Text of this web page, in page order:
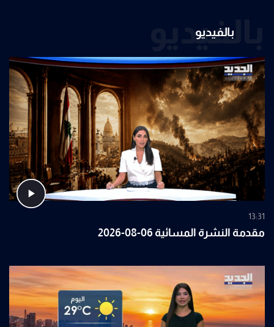
بالفيديو
بالفيديو
13:31
مقدمة النشرة المسائية 06-08-2026